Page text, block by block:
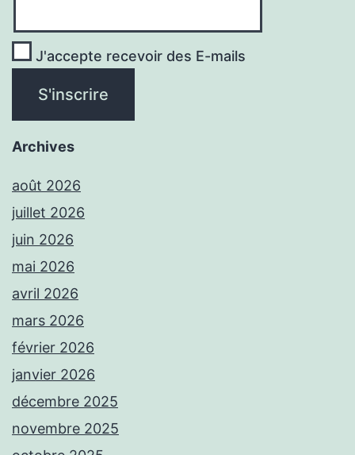
J'accepte recevoir des E-mails
Archives
août 2026
juillet 2026
juin 2026
mai 2026
avril 2026
mars 2026
février 2026
janvier 2026
décembre 2025
novembre 2025